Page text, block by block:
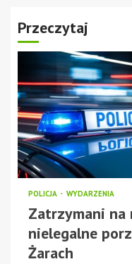
Przeczytaj
POLICJA WYDARZENIA
Zatrzymani na
nielegalne
Żarach